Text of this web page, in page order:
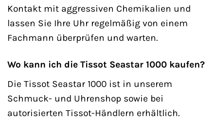
Kontakt mit aggressiven Chemikalien und
lassen Sie Ihre Uhr regelmäßig von einem
Fachmann überprüfen und warten.
Wo kann ich die Tissot Seastar 1000 kaufen?
Die Tissot Seastar 1000 ist in unserem
Schmuck- und Uhrenshop sowie bei
autorisierten Tissot-Händlern erhältlich.